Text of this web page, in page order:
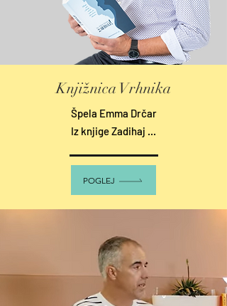
Knjižnica Vrhnika
Špela Emma Drčar
Iz knjige Zadihaj ...
POGLEJ